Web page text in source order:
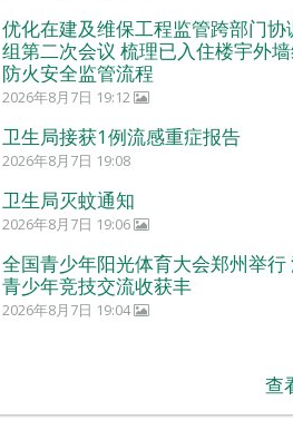
优化在建及维保工程监管跨部门协
组第二次会议 梳理已入住楼宇外
防火安全监管流程
2026年8月7日 19:12
卫生局接获1例流感重症报告
2026年8月7日 19:08
卫生局灭蚊通知
2026年8月7日 19:06
全国青少年阳光体育大会郑州举行
青少年竞技交流收获丰
2026年8月7日 19:04
查